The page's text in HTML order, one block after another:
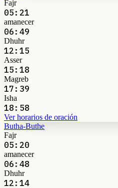
Fajr
05:21
amanecer
06:49
Dhuhr
12:15
Asser
15:18
Magreb
17:39
Isha
18:58
Ver horarios de oración
Butha-Buthe
Fajr
05:20
amanecer
06:48
Dhuhr
12:14